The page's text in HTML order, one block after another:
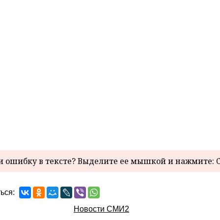
в тексте? Выделите ее мышкой и нажмите:
Новости СМИ2